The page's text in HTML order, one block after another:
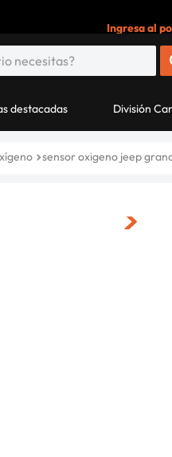
Ingresa al
destacadas División
sensor oxigeno jeep